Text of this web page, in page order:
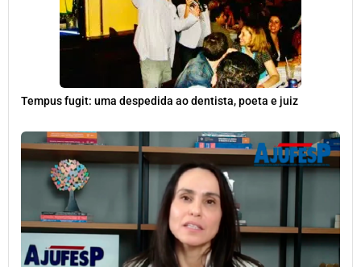
Tempus fugit: uma despedida ao dentista, poeta e juiz